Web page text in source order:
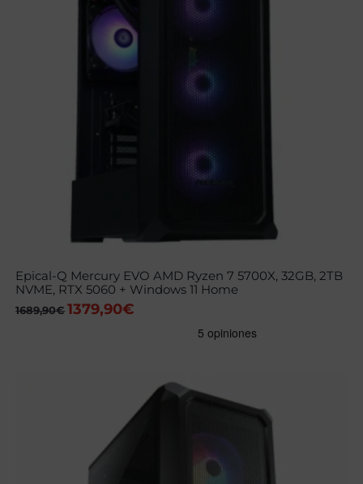
Epical-Q Mercury EVO AMD Ryzen 7 5700X, 32GB, 2TB
NVME, RTX 5060 + Windows 11 Home
1689,90€ El
1379,90€